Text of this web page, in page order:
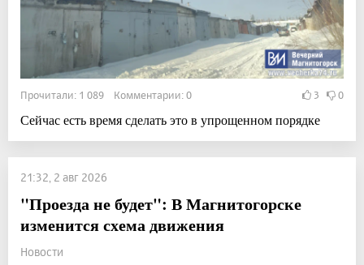
Прочитали: 1 089 Комментарии: 0 3 0
Сейчас есть время сделать это в упрощенном порядке
21:32, 2 авг 2026
"Проезда не будет": В Магнитогорске
изменится схема движения
Новости